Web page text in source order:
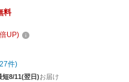
能性表示食品】 生姜ペースト
無添加 生姜 しょうが サプリ
ジャー はちみつ ショウガオ
料
倍UP)
件)
短8/11(翌日)お届け